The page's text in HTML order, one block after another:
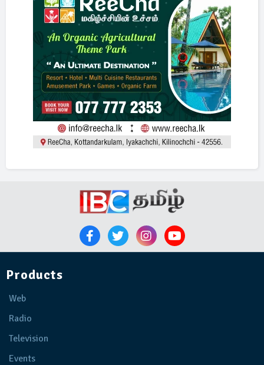
Products
Web
Radio
Television
Events